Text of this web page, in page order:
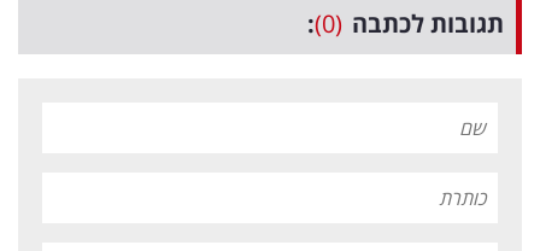
תגובות לכתבה (0)
: